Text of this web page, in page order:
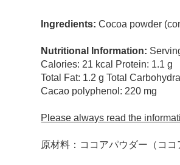
Ingredients:Cocoa powder
Nutritional Information:
Calories: 21 kcal Protein: 1.1 g
Total Fat: 1.2 g Total
Cacao polyphenol: 220 mg
Please always read the
原材料：ココアパウダー（ココ